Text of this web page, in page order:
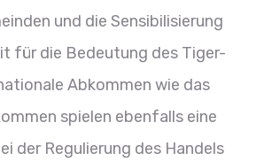
und die Sensibilisierung
für die Bedeutung des Tiger-
Abkommen wie das
spielen ebenfalls eine
der Regulierung des Handels